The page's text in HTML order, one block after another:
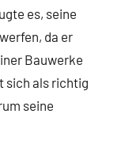
es, seine
da er
Bauwerke
sich als richtig
seine